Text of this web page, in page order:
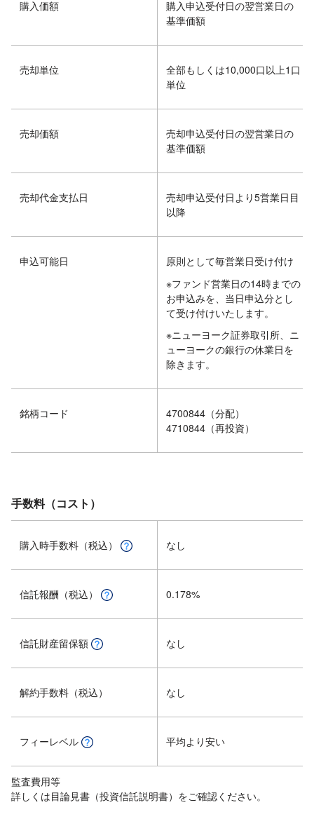
購入価額
購入申込受付日の翌営業日の
基準価額
売却単位
全部もしくは10,000口以上1口
単位
売却価額
売却申込受付日の翌営業日の
基準価額
売却代金支払日
売却申込受付日より5営業日目
以降
申込可能日
原則として毎営業日受け付け
※ファンド営業日の14時までの
お申込みを、当日申込分とし
て受け付けいたします。
※ニューヨーク証券取引所、ニ
ューヨークの銀行の休業日を
除きます。
銘柄コード
4700844（分配）
4710844（再投資）
手数料（コスト）
購入時手数料（税込） なし
信託報酬（税込） 0.178%
信託財産留保額 なし
解約手数料（税込） なし
フィーレベル 平均より安い
監査費用等
詳しくは目論見書（投資信託説明書）をご確認ください。